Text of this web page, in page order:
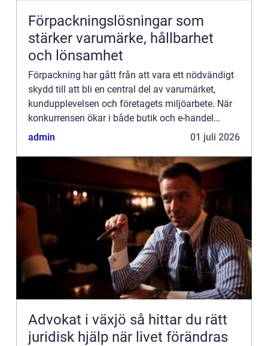
Förpackningslösningar som
stärker varumärke, hållbarhet
och lönsamhet
Förpackning har gått från att vara ett nödvändigt
skydd till att bli en central del av varumärket,
kundupplevelsen och företagets miljöarbete. När
konkurrensen ökar i både butik och e-handel
behöver företag tänka strategiskt kring hur varor
admin 01 juli 2026
Advokat i växjö så hittar du rätt
juridisk hjälp när livet förändras